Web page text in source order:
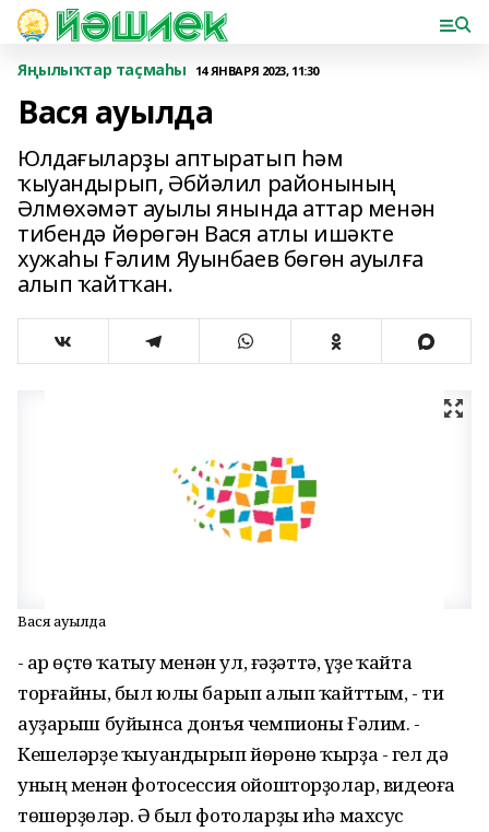
Яңылыҡтар таҫмаһы 14 ЯНВАРЯ 2023, 11:30
Вася ауылда
Юлдағыларҙы аптыратып һәм
ҡыуандырып, Әбйәлил районының
Әлмөхәмәт ауылы янында аттар менән
тибендә йөрөгән Вася атлы ишәкте
хужаһы Ғәлим Яуынбаев бөгөн ауылға
алып ҡайтҡан.
Вася ауылда
- Ҡар өҫтө ҡатыу менән ул, ғәҙәттә, үҙе ҡайта
торғайны, был юлы барып алып ҡайттым, - ти
ауҙарыш буйынса донъя чемпионы Ғәлим. -
Кешеләрҙе ҡыуандырып йөрөнө ҡырҙа - гел дә
уның менән фотосессия ойошторҙолар, видеоға
төшөрҙөләр. Ә был фотоларҙы иһә махсус